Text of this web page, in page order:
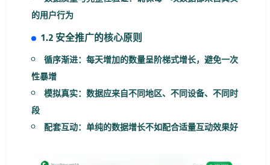
的用户行为
1.2 安全推广的核心原则
循序渐进：每天增加的数量呈阶梯式增长，避免一次
性暴增
模拟真实：数据应来自不同地区、不同设备、不同时
段
配套互动：单纯的数据增长不如配合适量互动效果好